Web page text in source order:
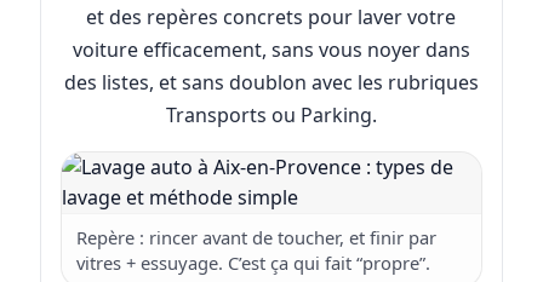
et des repères concrets pour laver votre
voiture efficacement, sans vous noyer dans
des listes, et sans doublon avec les rubriques
Transports ou Parking.
Repère : rincer avant de toucher, et finir par
vitres + essuyage. C’est ça qui fait “propre”.